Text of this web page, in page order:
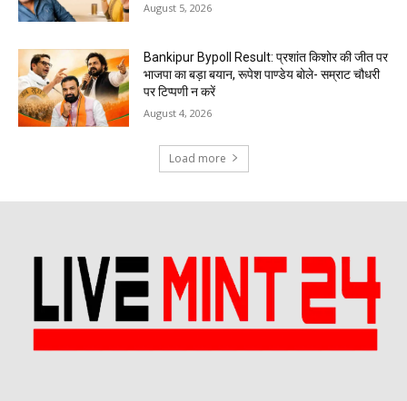
August 5, 2026
Bankipur Bypoll Result: प्रशांत किशोर की जीत पर
भाजपा का बड़ा बयान, रूपेश पाण्डेय बोले- सम्राट चौधरी
पर टिप्पणी न करें
August 4, 2026
Load more